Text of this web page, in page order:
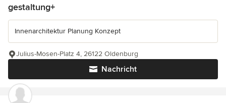
gestaltung+
Innenarchitektur Planung Konzept
Nachricht
Julius-Mosen-Platz 4, 26122 Oldenburg